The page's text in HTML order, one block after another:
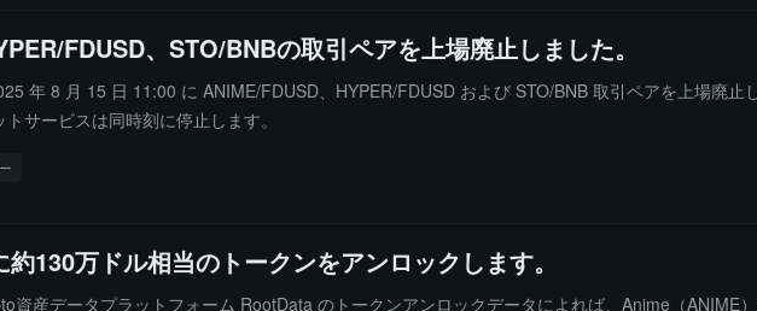
FDUSD、STO/BNBの取引ペアを上場廃止しました。
年 8 月 15 日 11:00 に ANIME/FDUSD、HYPER/FDUSD および STO/BNB 取引ペアを上場廃
サービスは同時刻に停止します。
130万ドル相当のトークンをアンロックします。
資産データプラットフォーム RootData のトークンアンロックデータによれば、Anime（ANIME